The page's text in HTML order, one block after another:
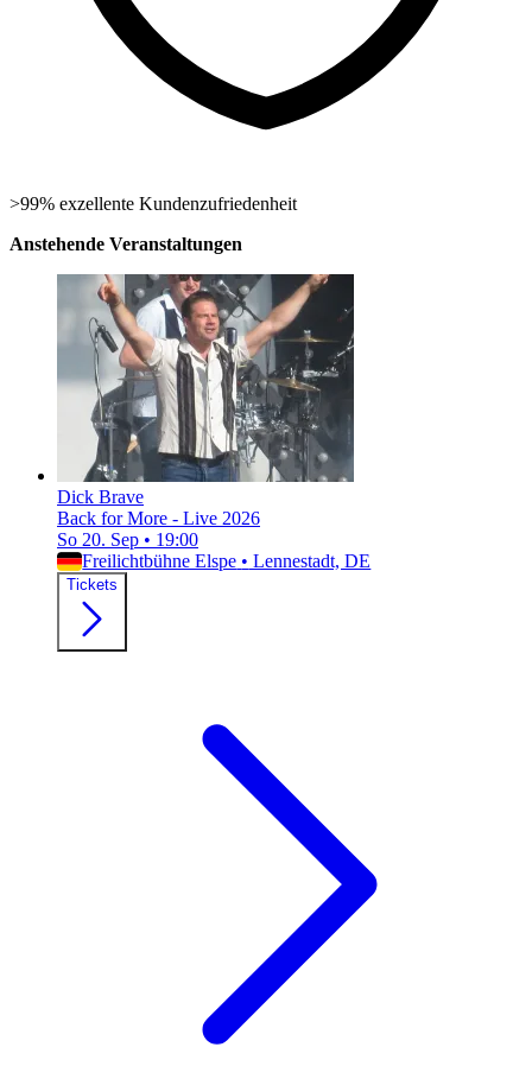
>99% exzellente Kundenzufriedenheit
Anstehende Veranstaltungen
Dick Brave
Back for More - Live 2026
So 20. Sep • 19:00
Freilichtbühne Elspe • Lennestadt, DE
Tickets